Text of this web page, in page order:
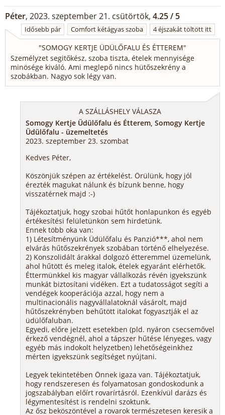
Péter, 2023. szeptember 21. csütörtök, 4.25 / 5
Idősebb pár Comfort kétágyas szoba 4 éjszakát töltött itt
"SOMOGY KERTJE ÜDÜLŐFALU ÉS ÉTTEREM"
Személyzet segitőkész, szoba tiszta, ételek mennyisége
minösége kiváló. Ami meglepő nincs hütőszekrény a
szobákban. Nagyo sok légy van.
A SZÁLLÁSHELY VÁLASZA
Somogy Kertje Üdülőfalu és Étterem, Somogy Kertje
Üdülőfalu - üzemeltetés
2023. szeptember 23. szombat
Kedves Péter,
Köszönjük szépen az értékelést. Örülünk, hogy jól
érezték magukat nálunk és bízunk benne, hogy
visszatérnek majd :-)
Tájékoztatjuk, hogy szobai hűtőt honlapunkon és egyéb
értékesítési felületünkön sem hirdetünk.
Ennek több oka van:
1) Létesítményünk Üdülőfalu és Panzió***, ahol nem
elvárás hűtőszekrények szobában történő elhelyezése.
2) Konszolidált árakkal dolgozó étteremmel üzemelünk,
ahol hűtött és meleg italok, ételek egyaránt elérhetők.
Éttermünkkel kis magyar vállalkozás révén igyekszünk
munkát biztosítani vidéken. Ezt a tudatosságot segíti a
vendégek kooperációja azzal, hogy nem a
multinacionális nagyvállalatoknál vásárolt, majd
hűtőszekrényben behűtött italokat fogyasztják el az
üdülőfaluban.
Egyedi, előre jelzett esetekben (pld. nyáron csecsemővel
érkező vendégnél, ahol a tápszer hűtése lényeges, vagy
egyéb más indokolt helyzetben) lehetőségeinkhez
mérten igyekszünk segítséget nyújtani.
Legyek tekintetében Önnek igaza van. Tájékoztatjuk,
hogy rendszeresen és folyamatosan gondoskodunk a
jogszabályban előírt rovarírtásról. Ezenkívül darázs és
légymentesítést is rendelni szoktunk.
Az ősz beköszöntével a rovarok természetesen keresik a